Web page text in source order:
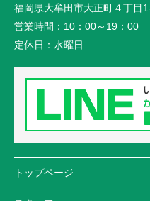
福岡県大牟田市大正町４丁目
営業時間： 10：00～19：00
定休日： 水曜日
トップページ